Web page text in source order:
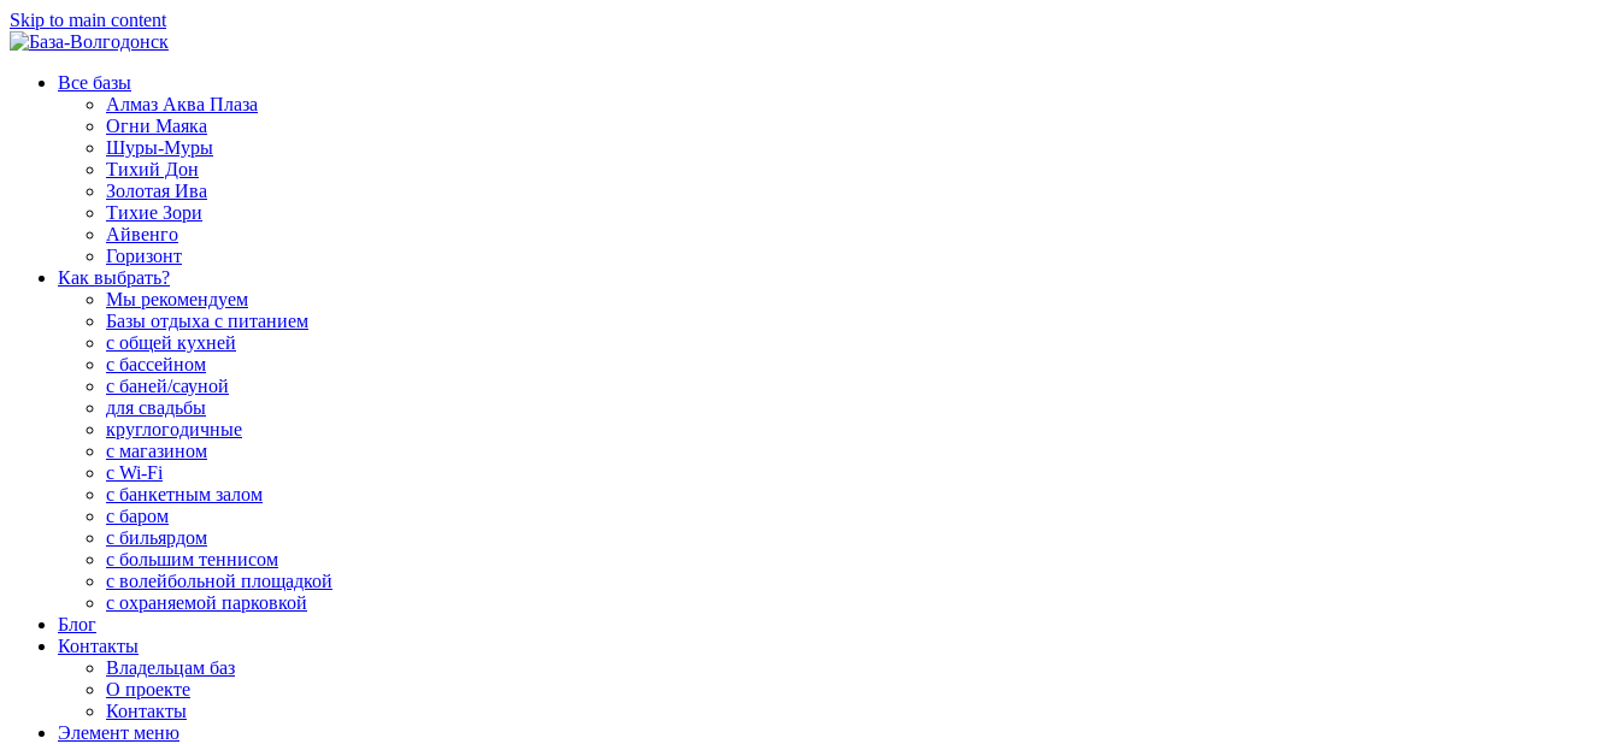
Skip to main content
Все базы
Алмаз Аква Плаза
Огни Маяка
Шуры-Муры
Тихий Дон
Золотая Ива
Тихие Зори
Айвенго
Горизонт
Как выбрать?
Мы рекомендуем
Базы отдыха с питанием
с общей кухней
с бассейном
с баней/сауной
для свадьбы
круглогодичные
с магазином
с Wi-Fi
с банкетным залом
с баром
с бильярдом
с большим теннисом
с волейбольной площадкой
с охраняемой парковкой
Блог
Контакты
Владельцам баз
О проекте
Контакты
Элемент меню